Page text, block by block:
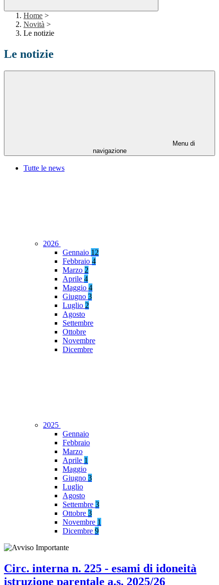
Home >
Novità >
Le notizie
Le notizie
Menu di
navigazione
Tutte le news
2026
Gennaio 12
Febbraio 4
Marzo 2
Aprile 4
Maggio 4
Giugno 3
Luglio 2
Agosto
Settembre
Ottobre
Novembre
Dicembre
2025
Gennaio
Febbraio
Marzo
Aprile 1
Maggio
Giugno 3
Luglio
Agosto
Settembre 3
Ottobre 3
Novembre 1
Dicembre 9
Circ. interna n. 225 - esami di idoneità
istruzione parentale a.s. 2025/26